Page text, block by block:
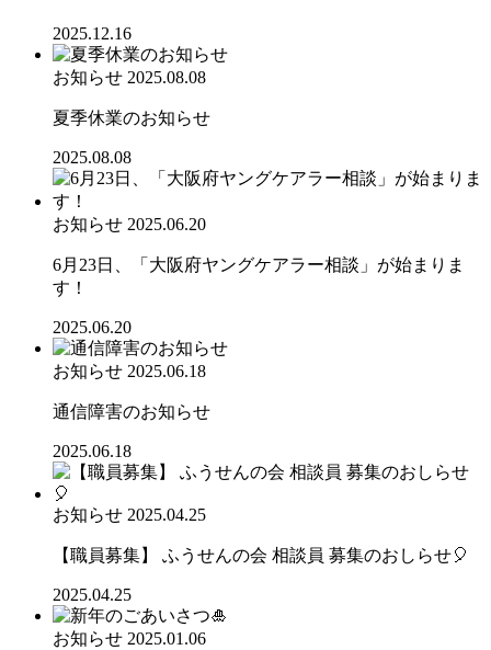
2025.12.16
お知らせ 2025.08.08
夏季休業のお知らせ
2025.08.08
お知らせ 2025.06.20
6月23日、「大阪府ヤングケアラー相談」が始まりま
す！
2025.06.20
お知らせ 2025.06.18
通信障害のお知らせ
2025.06.18
お知らせ 2025.04.25
【職員募集】 ふうせんの会 相談員 募集のおしらせ🎈
2025.04.25
お知らせ 2025.01.06